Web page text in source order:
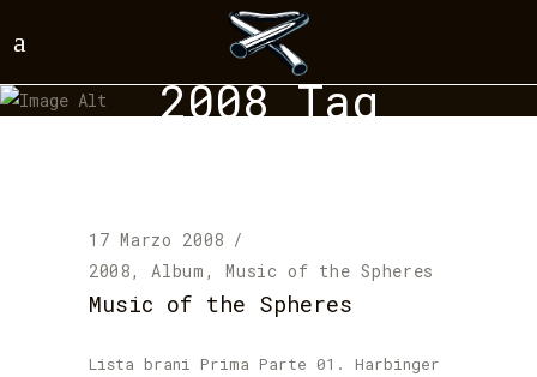
2008 Tag
17 Marzo 2008
2008,Album ,Music of the Spheres
Music of the Spheres
Lista brani Prima Parte 01. Harbinger